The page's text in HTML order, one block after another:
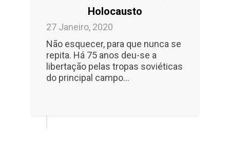
Holocausto
27 Janeiro, 2020
Não esquecer, para que nunca se
repita. Há 75 anos deu-se a
libertação pelas tropas soviéticas
do principal campo...